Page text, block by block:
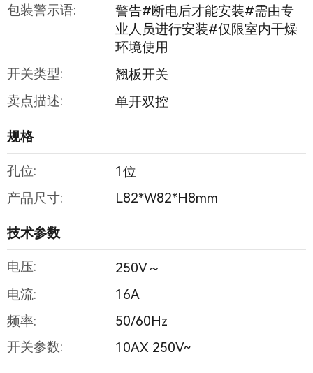
包装警示语:
警告#断电后才能安装#需由专
业人员进行安装#仅限室内干燥
环境使用
开关类型:
翘板开关
卖点描述:
单开双控
规格
孔位:
1位
产品尺寸:
L82*W82*H8mm
技术参数
电压:
250V～
电流:
16A
频率:
50/60Hz
开关参数:
10AX 250V~